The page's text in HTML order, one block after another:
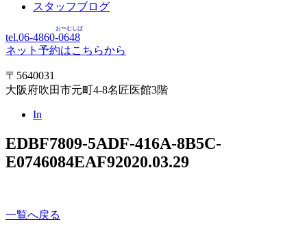
スタッフブログ
tel.06-4860-0648
おーむしば
ネット予約はこちらから
〒5640031
大阪府吹田市元町4-8名匠医館3階
In
EDBF7809-5ADF-416A-8B5C-
E0746084EAF92020.03.29
一覧へ戻る